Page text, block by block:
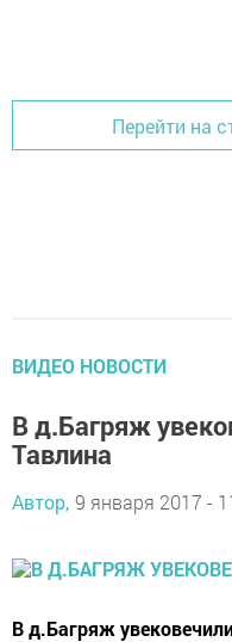
Перейти на
ВИДЕО НОВОСТИ
В д.Багряж
Тавлина
Автор, 9 января 2017 -
В д.Багряж